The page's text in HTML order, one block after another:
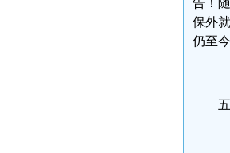
告！
保外
仍至